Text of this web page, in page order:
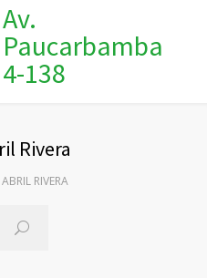
Av.
Paucarbamba
4-138
Rivera
RIVERA